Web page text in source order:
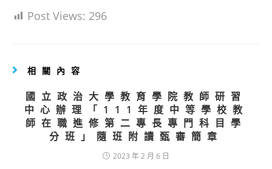
Post Views: 296
相關內容
國立政治大學教育學院教師研習
中心辦理「111年度中等學校教
師在職進修第二專長專門科目學
分班」隨班附讀甄審簡章
2023 年 2 月 6 日